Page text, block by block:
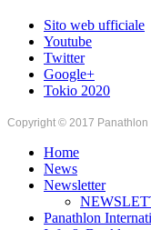
Sito web ufficiale
Youtube
Twitter
Google+
Tokio 2020
Copyright © 2017 Panathlon
Home
News
Newsletter
Panathlon